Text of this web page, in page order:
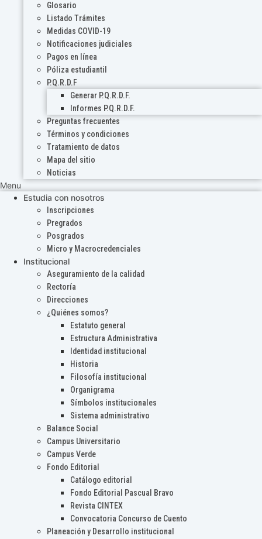
Glosario
Listado Trámites
Medidas COVID-19
Notificaciones judiciales
Pagos en línea
Póliza estudiantil
P.Q.R.D.F
Generar P.Q.R.D.F.
Informes P.Q.R.D.F.
Preguntas frecuentes
Términos y condiciones
Tratamiento de datos
Mapa del sitio
Noticias
Menu
Estudia con nosotros
Inscripciones
Pregrados
Posgrados
Micro y Macrocredenciales
Institucional
Aseguramiento de la calidad
Rectoría
Direcciones
¿Quiénes somos?
Estatuto general
Estructura Administrativa
Identidad institucional
Historia
Filosofía institucional
Organigrama
Símbolos institucionales
Sistema administrativo
Balance Social
Campus Universitario
Campus Verde
Fondo Editorial
Catálogo editorial
Fondo Editorial Pascual Bravo
Revista CINTEX
Convocatoria Concurso de Cuento
Planeación y Desarrollo institucional